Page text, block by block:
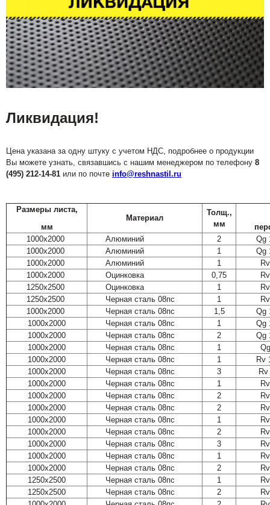
Ликвидация!
Цена указана за одну штуку с учетом НДС, подробнее о продукции
Вы можете узнать, связавшись с нашим менеджером по телефону 8
(495) 212-14-81 или по почте info@reshnastil.ru
Размеры листа,
мм
Материал
Толщ.,
мм
1000х2000
Алюминий 2
Qg
1000х2000
Алюминий 1
Qg
1000х2000
Алюминий 1
1000х2000
Оцинковка 0,75
1250х2500
Оцинковка 1
1250х2500
Черная сталь 08пс 1
1000х2000
Черная сталь 08пс 1,5
Qg
1000х2000
Черная сталь 08пс 1
Qg
1000х2000
Черная сталь 08пс 2
Qg
1000х2000
Черная сталь 08пс 1
1000х2000
Черная сталь 08пс 1
Rv
1000х2000
Черная сталь 08пс 3
1000х2000
Черная сталь 08пс 1
1000х2000
Черная сталь 08пс 2
1000х2000
Черная сталь 08пс 2
1000х2000
Черная сталь 08пс 1
1000х2000
Черная сталь 08пс 2
1000х2000
Черная сталь 08пс 3
1000х2000
Черная сталь 08пс 1
1000х2000
Черная сталь 08пс 2
1250х2500
Черная сталь 08пс 1
1250х2500
Черная сталь 08пс 2